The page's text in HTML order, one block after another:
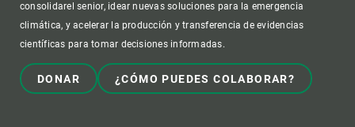
consolidarel senior, idear nuevas soluciones para la emergencia
climática, y acelerar la producción y transferencia de evidencias
científicas para tomar decisiones informadas.
DONAR ¿CÓMO PUEDES COLABORAR?